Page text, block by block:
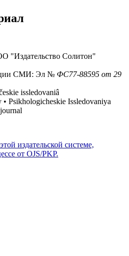
"Издательство Солитон"
СМИ: Эл № ФС77-88595 от 29
issledovaniâ
Psikhologicheskie Issledovaniya